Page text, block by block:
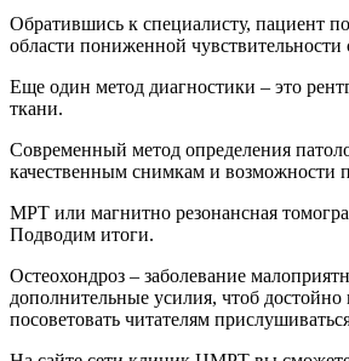
Обратившись к специалисту, пациент
области пониженной
Еще один метод диагностики – это
ткани.
Современный метод определения
качественным снимкам и возможности
МРТ или магнитно резонансная
Подводим итоги.
Остеохондроз – заболевание
дополнительные усилия, чтоб
посоветовать читателям